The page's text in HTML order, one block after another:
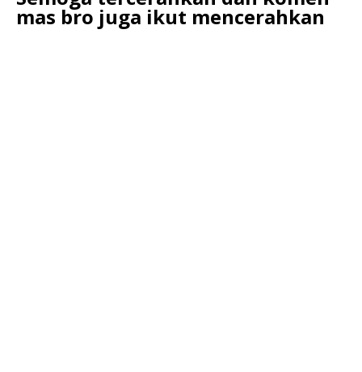
mas bro juga ikut mencerahkan